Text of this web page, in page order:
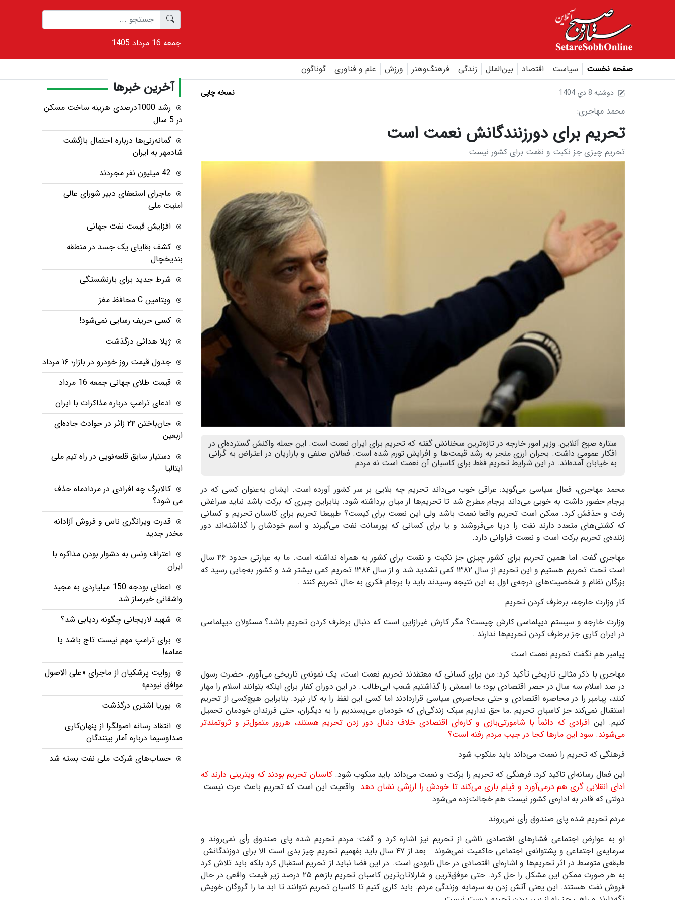
1405 جمعه 16 مرداد
صفحه نخست سیاست اقتصاد بین‌الملل زندگی فرهنگ‌و‌هنر ورزش علم و فناوری گوناگون
1404 دوشنبه 8 دي نسخه چاپی
محمد مهاجری:
تحریم برای دورزنندگانش نعمت است
تحریم چیزی جز نکبت و نقمت برای کشور نیست
ستاره صبح آنلاین: وزیر امور خارجه در تازه‌ترین سخنانش گفته که تحریم برای ایران نعمت است. این جمله واکنش گسترده‌ای در
افکار عمومی داشت. بحران ارزی منجر به رشد قیمت‌ها و افزایش تورم شده است. فعالان صنفی و بازاریان در اعتراض به گرانی
به خیابان آمده‌اند. در این شرایط تحریم فقط برای کاسبان آن نعمت است نه مردم.
محمد مهاجری، فعال سیاسی می‌گوید: عراقی خوب می‌داند تحریم چه بلایی بر سر کشور آورده است. ایشان به‌عنوان کسی که در
برجام حضور داشت به خوبی می‌داند برجام مطرح شد تا تحریم‌ها از میان برداشته شود. بنابراین چیزی که برکت باشد نباید سراغش
رفت و حذفش کرد. ممکن است تحریم واقعا نعمت باشد ولی این نعمت برای کیست؟ طبیعتا تحریم برای کاسبان تحریم و کسانی
که کشتی‌های متعدد دارند نفت را دریا می‌فروشند و یا برای کسانی که پورسانت نفت می‌گیرند و اسم خودشان را گذاشته‌اند دور
زننده‌ی تحریم برکت است و نعمت فراوانی دارد.
مهاجری گفت: اما همین تحریم برای کشور چیزی جز نکبت و نقمت برای کشور به همراه نداشته است. ما به عبارتی حدود ۴۶ سال
است تحت تحریم هستیم و این تحریم از سال ۱۳۸۲ کمی تشدید شد و از سال۱۳۸۴ تحریم کمی بیشتر شد و کشور به‌جایی رسید که
بزرگان نظام و شخصیت‌های درجه‌ی اول به این نتیجه رسیدند باید با برجام فکری به حال تحریم کنند .
کار وزارت خارجه، برطرف کردن تحریم
وزارت خارجه و سیستم دیپلماسی کارش چیست؟ مگر کارش غیرازاین است که دنبال برطرف کردن تحریم باشد؟ مسئولان دیپلماسی
در ایران کاری جز برطرف کردن تحریم‌ها ندارند .
پیامبر هم نگفت تحریم نعمت است
مهاجری با ذکر مثالی تاریخی تأکید کرد: من برای کسانی که معتقدند تحریم نعمت است، یک نمونه‌ی تاریخی می‌آورم. حضرت رسول
در صد اسلام سه سال در حصر اقتصادی بود؛ ما اسمش را گذاشتیم شعب ابی‌طالب. در این دوران کفار برای اینکه بتوانند اسلام را مهار
کنند، پیامبر را در محاصره اقتصادی و حتی محاصره‌ی سیاسی قراردادند اما کسی این لفظ را به کار نبرد. بنابراین هیچ‌کسی از تحریم
استقبال نمی‌کند جز کاسبان تحریم.ما حق نداریم سبک زندگی‌ای که خودمان می‌پسندیم را به دیگران، حتی فرزندان خودمان تحمیل
کنیم. این افرادی که دائماً با شامورتی‌بازی و کاره‌ای اقتصادی خلاف دنبال دور زدن تحریم هستند، هرروز متمول‌تر و ثروتمندتر
می‌شوند. سود این مارها کجا در جیب مردم رفته است؟
فرهنگی که تحریم را نعمت می‌داند باید منکوب شود
این فعال رسانه‌ای تاکید کرد: فرهنگی که تحریم را برکت و نعمت می‌داند باید منکوب شود.کاسبان تحریم بودند که ویترینی دارند که
ادای انقلابی گری هم درمی‌آورد و فیلم بازی می‌کند تا خودش را ارزشی نشان دهد. واقعیت این است که تحریم باعث عزت نیست.
دولتی که قادر به اداره‌ی کشور نیست هم خجالت‌زده می‌شود.
مردم تحریم شده پای صندوق رأی نمی‌روند
او به عوارض اجتماعی فشارهای اقتصادی ناشی از تحریم نیز اشاره کرد و گفت: مردم تحریم شده پای صندوق رأی نمی‌روند و
سرمایه‌ی اجتماعی و پشتوانه‌ی اجتماعی حاکمیت نمی‌شوند . بعد از ۴۷ سال باید بفهمیم تحریم چیز بدی است الا برای دوزندگانش.
طبقه‌ی متوسط در اثر تحریم‌ها و اشاره‌ای اقتصادی در حال نابودی است. در این فضا نباید از تحریم استقبال کرد بلکه باید تلاش کرد
به هر صورت ممکن این مشکل را حل کرد. حتی موفق‌ترین و شارلاتان‌ترین کاسبان تحریم بازهم ۲۵ درصد زیر قیمت واقعی در حال
فروش نفت هستند. این یعنی آتش زدن به سرمایه وزندگی مردم. باید کاری کنیم تا کاسبان تحریم نتوانند تا ابد ما را گروگان خویش
آخرین خبرها
رشد 1000درصدی هزینه ساخت مسکن
در 5 سال
گمانه‌زنی‌ها درباره احتمال بازگشت
شادمهر به ایران
42 میلیون نفر مجردند
ماجرای استعفای دبیر شورای عالی
امنیت ملی
افزایش قیمت نفت جهانی
کشف بقایای یک جسد در منطقه
بندیخچال
شرط جدید برای بازنشستگی
ویتامین C محافظ مغز
کسی حریف رسایی نمی‌شود!
ژیلا هدائی درگذشت
جدول قیمت روز خودرو در بازار؛ ۱۶ مرداد
قیمت طلای جهانی جمعه 16 مرداد
ادعای ترامپ درباره مذاکرات با ایران
جان‌باختن ۲۴ زائر در حوادث جاده‌ای
اربعین
دستیار سابق قلعه‌نویی در راه تیم ملی
ایتالیا
کالابرگ چه افرادی در مردادماه حذف
می شود؟
قدرت ویرانگری ناس و فروش آزادانه
مخدر جدید
اعتراف ونس به دشوار بودن مذاکره با
ایران
اعطای بودجه 150 میلیاردی به مجید
واشقانی خبرساز شد
شهید لاریجانی چگونه ردیابی شد؟
برای ترامپ مهم نیست تاج باشد یا
عمامه!
روایت پزشکیان از ماجرای «علی الاصول
موافق نبودم»
پوریا اشتری درگذشت
انتقاد رسانه اصولگرا از پنهان‌کاری
صداوسیما درباره آمار بینندگان
حساب‌های شرکت ملی نفت بسته شد